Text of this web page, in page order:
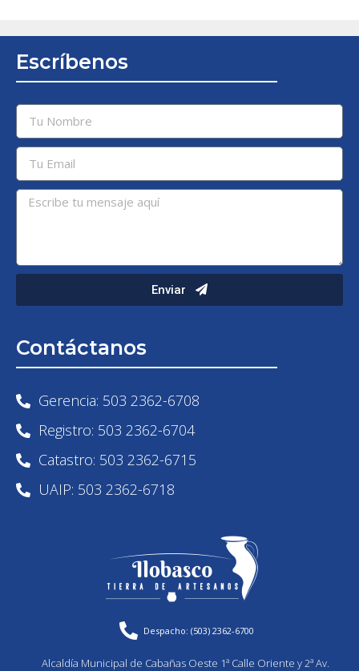
Despacho: (503) 2362-6700
Alcaldía Municipal de Cabañas Oeste 1ª Calle Oriente y 2ª Av.
Contáctanos
Gerencia: 503 2362-6708
Registro: 503 2362-6704
Catastro: 503 2362-6715
UAIP: 503 2362-6718
Escríbenos
Enviar